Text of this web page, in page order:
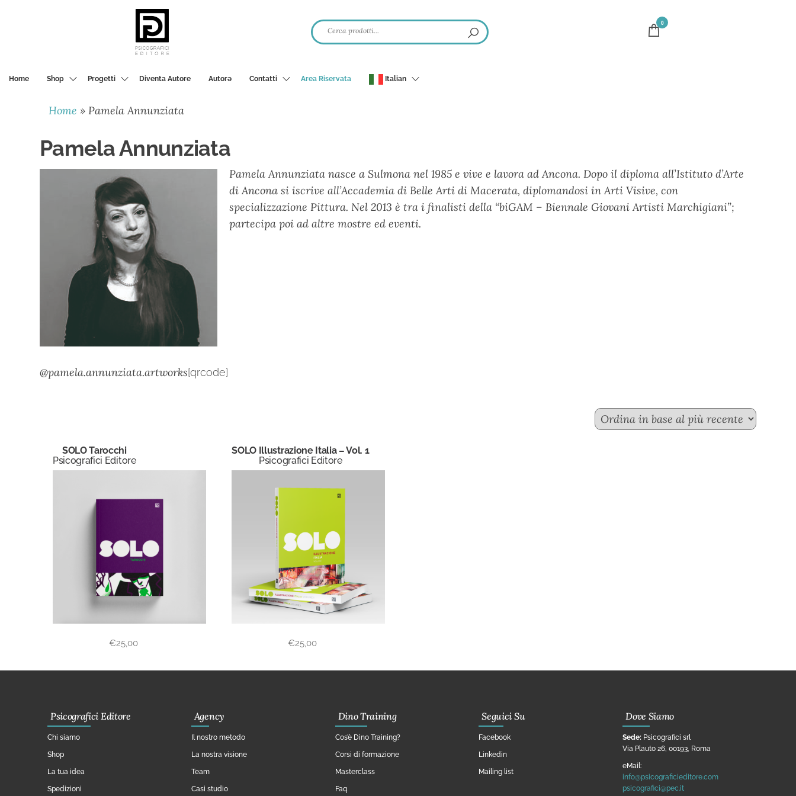
0
Home Shop Progetti Diventa Autore Autorә Contatti Area Riservata Italian
Home »Pamela Annunziata
Pamela Annunziata
Pamela Annunziata nasce a Sulmona nel 1985 e vive e lavora ad Ancona. Dopo il diploma all’Istituto d’Arte
di Ancona si iscrive all’Accademia di Belle Arti di Macerata, diplomandosi in Arti Visive, con
specializzazione Pittura. Nel 2013 è tra i finalisti della “biGAM – Biennale Giovani Artisti Marchigiani”;
partecipa poi ad altre mostre ed eventi.
@pamela.annunziata.artworks[qrcode]
SOLO Tarocchi
Psicografici Editore
€25,00
SOLO Illustrazione Italia – Vol. 1
Psicografici Editore
€25,00
Psicografici Editore
Chi siamo
Shop
La tua idea
Spedizioni
Agency
Il nostro metodo
La nostra visione
Team
Casi studio
Dino Training
Cos’è Dino Training?
Corsi di formazione
Masterclass
Faq
Seguici Su
Facebook
Linkedin
Mailing list
Dove Siamo
Sede: Psicografici srl
Via Plauto 26, 00193, Roma
eMail:
info@psicograficieditore.com
psicografici@pec.it